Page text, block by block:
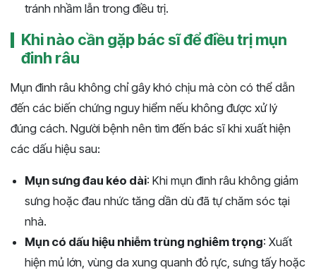
tránh nhầm lẫn trong điều trị.
Khi nào cần gặp bác sĩ để điều trị mụn
đinh râu
Mụn đinh râu không chỉ gây khó chịu mà còn có thể dẫn
đến các biến chứng nguy hiểm nếu không được xử lý
đúng cách. Người bệnh nên tìm đến bác sĩ khi xuất hiện
các dấu hiệu sau:
Mụn sưng đau kéo dài: Khi mụn đinh râu không giảm
sưng hoặc đau nhức tăng dần dù đã tự chăm sóc tại
nhà.
Mụn có dấu hiệu nhiễm trùng nghiêm trọng: Xuất
hiện mủ lớn, vùng da xung quanh đỏ rực, sưng tấy hoặc